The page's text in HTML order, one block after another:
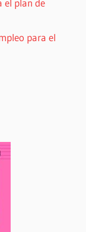
para el